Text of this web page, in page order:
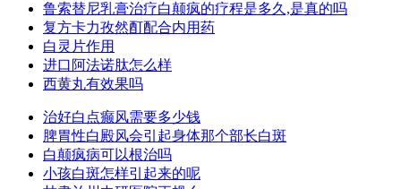
鲁索替尼乳膏治疗白颠疯的疗程是多久,是真的吗
复方卡力孜然酊配合内用药
白灵片作用
进口阿法诺肽怎么样
西黄丸有效果吗
治好白点癫风需要多少钱
脾胃性白殿风会引起身体那个部长白斑
白颠疯病可以根治吗
小孩白斑怎样引起来的呢